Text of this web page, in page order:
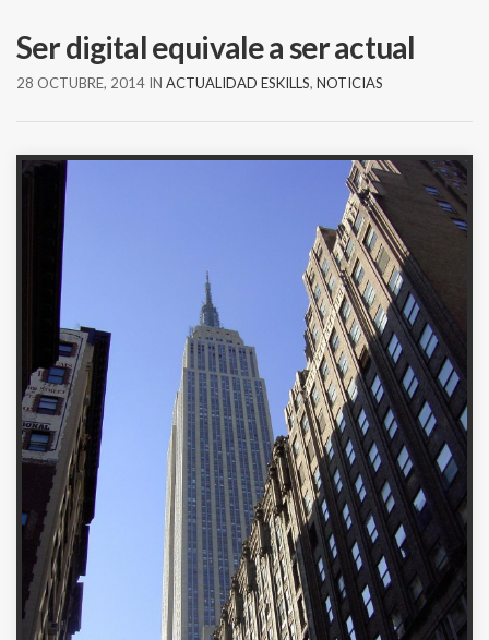
Ser digital equivale a ser actual
28 OCTUBRE, 2014 IN ACTUALIDAD ESKILLS, NOTICIAS